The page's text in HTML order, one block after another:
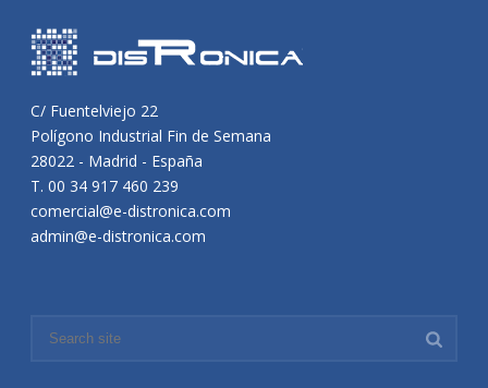
C/ Fuentelviejo 22
Polígono Industrial Fin de Semana
28022 - Madrid - España
T. 00 34 917 460 239
comercial@e-distronica.com
admin@e-distronica.com